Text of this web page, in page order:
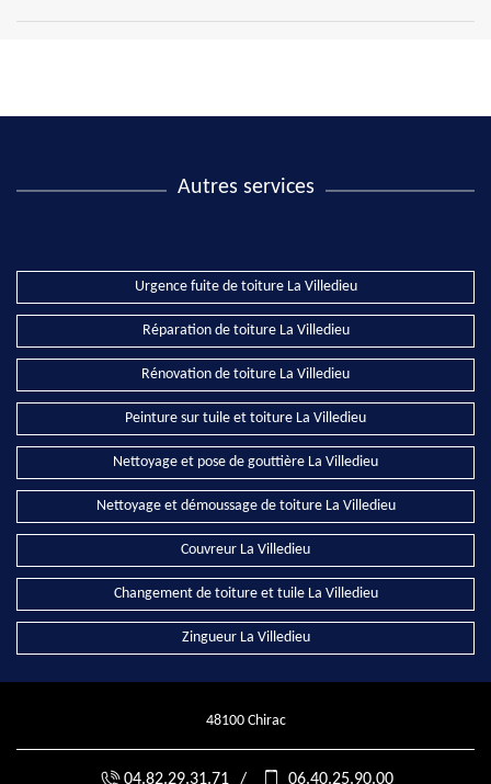
Autres services
Urgence fuite de toiture La Villedieu
Réparation de toiture La Villedieu
Rénovation de toiture La Villedieu
Peinture sur tuile et toiture La Villedieu
Nettoyage et pose de gouttière La Villedieu
Nettoyage et démoussage de toiture La Villedieu
Couvreur La Villedieu
Changement de toiture et tuile La Villedieu
Zingueur La Villedieu
48100 Chirac
04.82.29.31.71 / 06.40.25.90.00